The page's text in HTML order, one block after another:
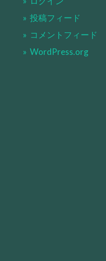
投稿フィード
コメントフィード
WordPress.org